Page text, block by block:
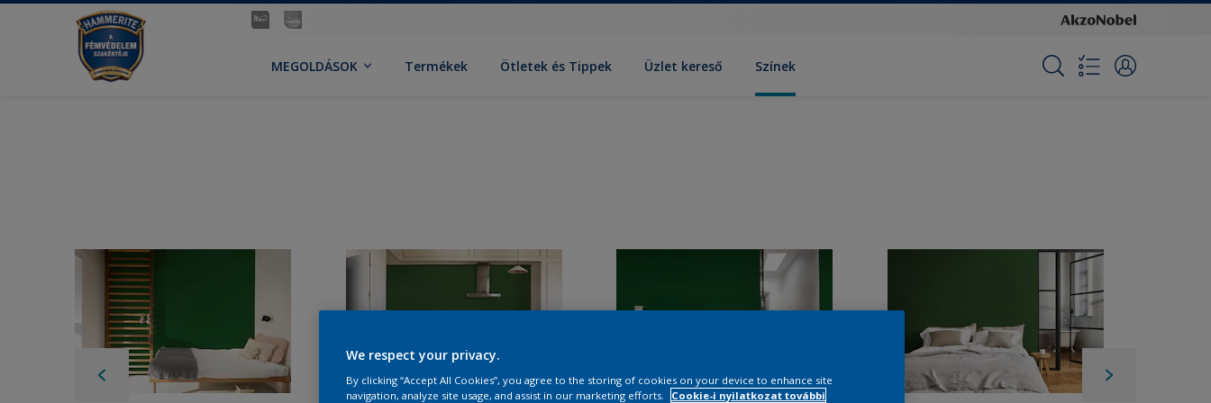
MEGOLDÁSOK Termékek Ötletek és Tippek Üzlet kereső Színek
We respect your privacy.
By clicking “Accept All Cookies”, you agree to the storing of cookies on your device to enhance site
navigation, analyze site usage, and assist in our marketing efforts.
Cookie-i nyilatkozat további